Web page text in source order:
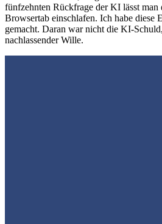
fünfzehnten Rückfrage der KI lässt man
Browsertab einschlafen. Ich habe diese
gemacht. Daran war nicht die KI-
nachlassender Wille.